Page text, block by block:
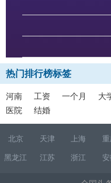
热门排行榜标签
河南 工资 一个月 大
医院
结婚
北京 天津 上海
黑龙江 江苏 浙江